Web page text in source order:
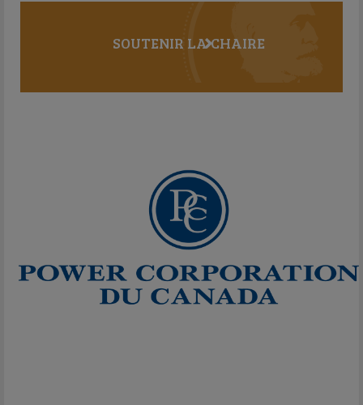
SOUTENIR LA CHAIRE